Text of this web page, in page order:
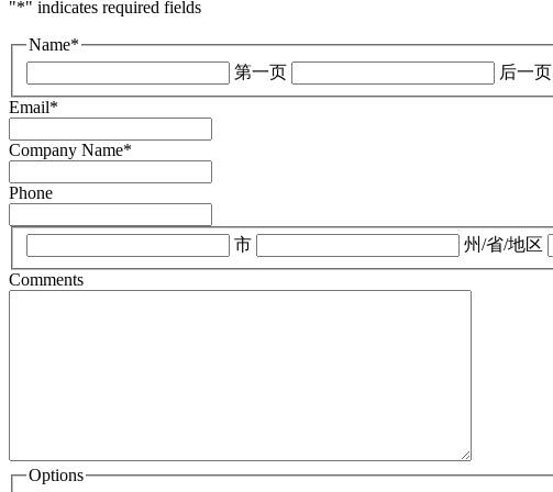
"*" indicates required fields
Name*
第一页
后一页
Email*
Company Name*
Phone
市 州/省/地区
Comments
Options